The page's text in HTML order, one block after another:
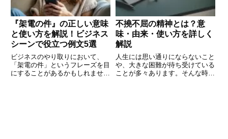
『架電の件』の正しい意味
と使い方を解説！ビジネス
シーンで役立つ例文5選
ビジネスのやり取りにおいて、
「架電の件」というフレーズを目
にすることがあるかもしれませ
不撓不屈の精神とは？意
味・由来・使い方を詳しく
解説
人生には思い通りにならないこと
や、大きな困難が待ち受けている
ことが多々あります。そんな時、